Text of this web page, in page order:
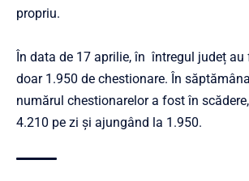
propriu.
În data de 17 aprilie, în întregul județ
doar 1.950 de chestionare. În
numărul chestionarelor a fost în
4.210 pe zi și ajungând la 1.950.